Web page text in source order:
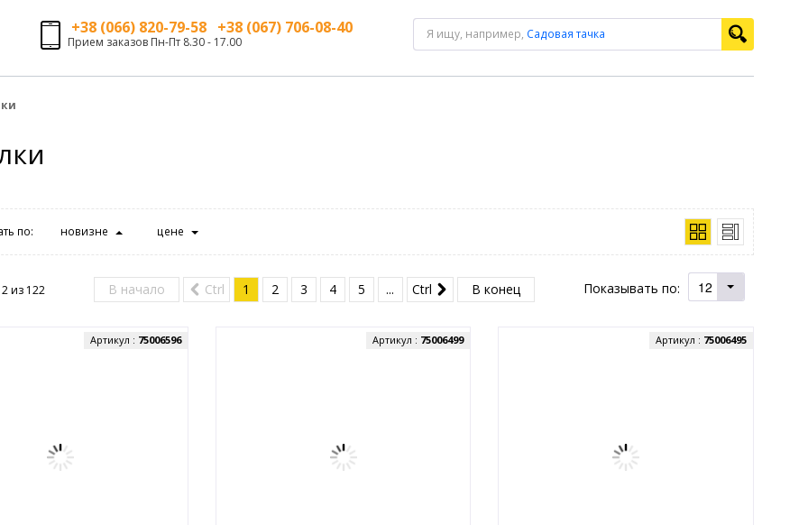
+38 (066) 820-79-58 +38 (067) 706-08-40
Прием заказов Пн-Пт 8.30 - 17.00
Я ищу, например, Садовая тачка
по: новизне цене
Показывать по: 12
из 122 В начало Ctrl 1 2 3 4 5 ... Ctrl В конец
Артикул : 75006596 Артикул : 75006499 Артикул : 75006495